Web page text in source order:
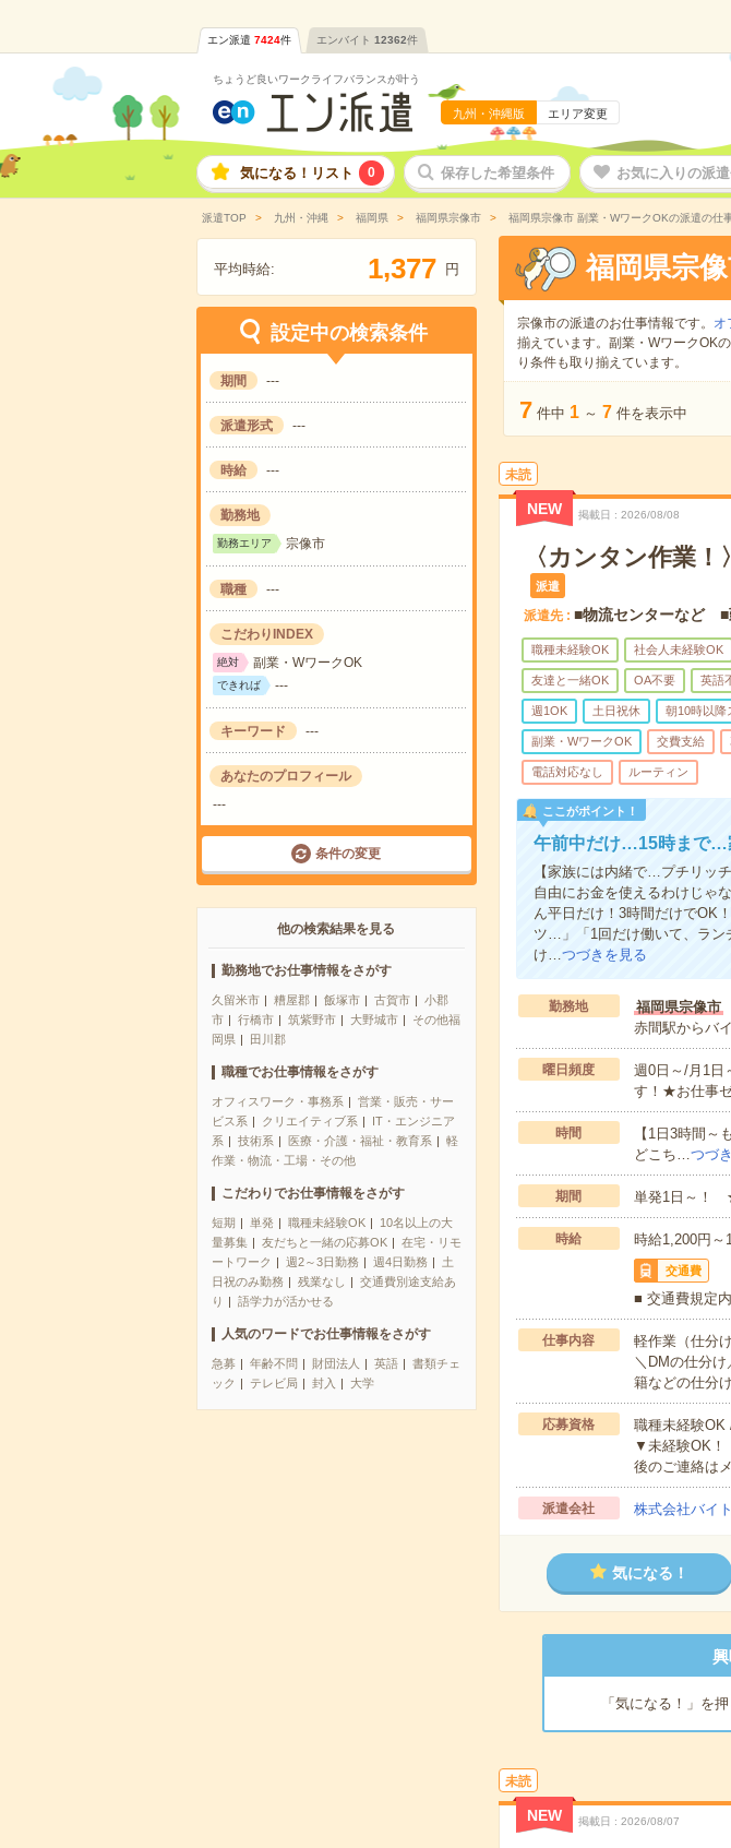
エン派遣 7424件 エンバイト 12362件
ちょうど良いワークライフバランスが叶う
九州・沖縄版 エリア変更
気になる！リスト 0 保存した希望条件 お気に入りの派
派遣TOP 九州・沖縄 福岡県 福岡県宗像市 福岡県宗像市 副業・WワークOKの派遣の仕
平均時給: 1,377 円
設定中の検索条件
期間 ---
派遣形式 ---
時給 ---
勤務地
勤務エリア 宗像市
職種 ---
こだわりINDEX
絶対 副業・WワークOK
できれば ---
キーワード ---
あなたのプロフィール
---
条件の変更
他の検索結果を見る
勤務地でお仕事情報をさがす
久留米市 糟屋郡 飯塚市 古賀市
小郡
市
行橋市 筑紫野市 大野城市
その他福
岡県
田川郡
職種でお仕事情報をさがす
オフィスワーク・事務系
営業・販売・サー
ビス系
クリエイティブ系
IT・エンジニア
系
技術系 医療・介護・福祉・教育系
軽
作業・物流・工場・その他
こだわりでお仕事情報をさがす
短期 単発 職種未経験OK
10名以上の大
量募集
友だちと一緒の応募OK
在宅・リモ
ートワーク
週2～3日勤務 週4日勤務
土
日祝のみ勤務
残業なし
交通費別途支給あ
り
語学力が活かせる
人気のワードでお仕事情報をさがす
急募 年齢不問 財団法人 英語
書類チェ
ック
テレビ局 封入 大学
福岡県宗
宗像市の派遣のお仕事情報です。 オ
揃えています。副業・WワークOKの
り条件も取り揃えています。
7 件中 1 ～ 7 件を表示中
未読
NEW 掲載日 2026/08/08
〈カンタン作業
派遣
派遣先 ■物流センターなど ■
職種未経験OK 社会人未経験OK
友達と一緒OK OA不要 英語
週1OK 土日祝休 朝10時以降
副業・WワークOK 交費支給
電話対応なし ルーティン
ここがポイント！
午前中だけ…15時まで…
【家族には内緒で…プチリッ
自由にお金を使えるわけじゃ
ん平日だけ！3時間だけでOK
ツ…」「1回だけ働いて、ラン
け…つづきを見る
勤務地
福岡県宗像市
赤間駅からバ
曜日頻度
週0日～/月1日
す！★お仕事
時間
【1日3時間～
どこち…つづ
期間 単発1日～！
時給 時給1,200円～
交通費
■ 交通費規定
仕事内容
軽作業（仕分
＼DMの仕分
籍などの仕分
応募資格
職種未経験OK
▼未経験OK！
後のご連絡は
派遣会社 株式会社バイ
気になる！
「気になる！」を
未読
NEW 掲載日 2026/08/07